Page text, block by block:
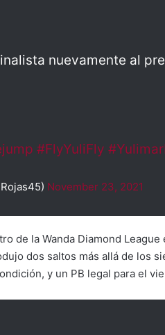
nuevamente al
#FlyYuliFly
November 23, 2021
de la Wanda Diamond
dos saltos más allá de los
y un PB legal para el